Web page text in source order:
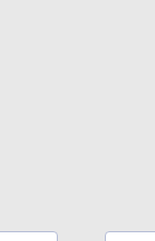
￥2,980